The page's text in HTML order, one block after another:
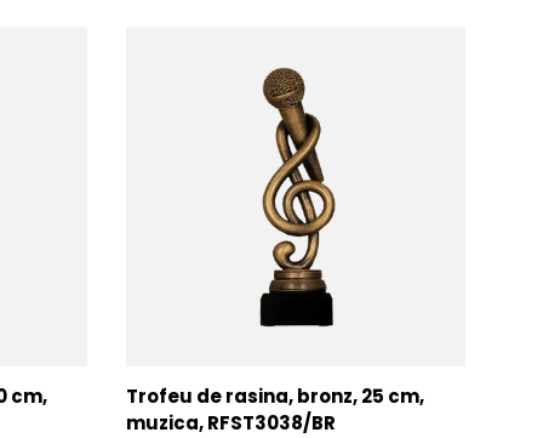
cm,
Trofeu de rasina, bronz, 25 cm,
muzica, RFST3038/BR